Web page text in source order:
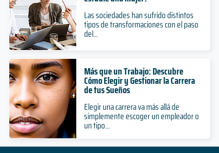
Las sociedades han sufrido distintos
tipos de transformaciones con el paso
del...
Más que un Trabajo: Descubre
Cómo Elegir y Gestionar la Carrera
de tus Sueños
Elegir una carrera va más allá de
simplemente escoger un empleador o
un tipo...